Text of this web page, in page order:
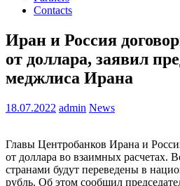
Contacts
Иран и Россия
от доллара, заявил
меджлиса Ирана
18.07.2022 admin News
Главы Центробанков Ирана и
от доллара во взаимных расчетах.
странами будут переведены в
рубль. Об этом сообщил